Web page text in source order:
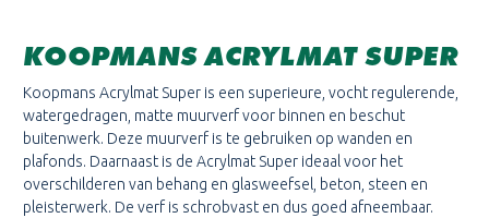
KOOPMANS ACRYLMAT SUPER
Koopmans Acrylmat Super is een superieure, vocht regulerende,
watergedragen, matte muurverf voor binnen en beschut
buitenwerk. Deze muurverf is te gebruiken op wanden en
plafonds. Daarnaast is de Acrylmat Super ideaal voor het
overschilderen van behang en glasweefsel, beton, steen en
pleisterwerk. De verf is schrobvast en dus goed afneembaar.